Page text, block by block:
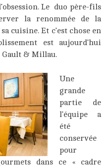
Le duo père-fils
la renommée de la
cuisine. Et c’est chose en
est aujourd’hui
Gault & Millau.
Une
grande
partie de
l’équipe a
été
conservée
pour
dans ce « cadre